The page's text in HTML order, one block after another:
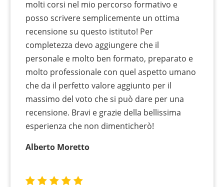
molti corsi nel mio percorso formativo e
posso scrivere semplicemente un ottima
recensione su questo istituto! Per
completezza devo aggiungere che il
personale e molto ben formato, preparato e
molto professionale con quel aspetto umano
che da il perfetto valore aggiunto per il
massimo del voto che si può dare per una
recensione. Bravi e grazie della bellissima
esperienza che non dimenticherò!
Alberto Moretto